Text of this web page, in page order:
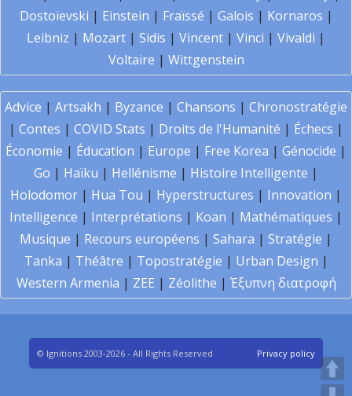
Dostoïevski | Einstein | Fraïssé | Galois | Kornaros |
Leibniz | Mozart | Sidis | Vincent | Vinci | Vivaldi |
Voltaire | Wittgenstein
Advice | Artsakh | Byzance | Chansons | Chronostratégie
| Contes | COVID Stats | Droits de l'Humanité | Échecs |
Économie | Éducation | Europe | Free Korea | Génocide |
Go | Haïku | Hellénisme | Histoire Intelligente |
Holodomor | Hua Tou | Hyperstructures | Innovation |
Intelligence | Interprétations | Koan | Mathématiques |
Musique | Recours européens | Sahara | Stratégie |
Tanka | Théâtre | Topostratégie | Urban Design |
Western Armenia | ZEE | Zéolithe | Έξυπνη διατροφή
© Ignitions 2003-2026 - All Rights Reserved Privacy policy